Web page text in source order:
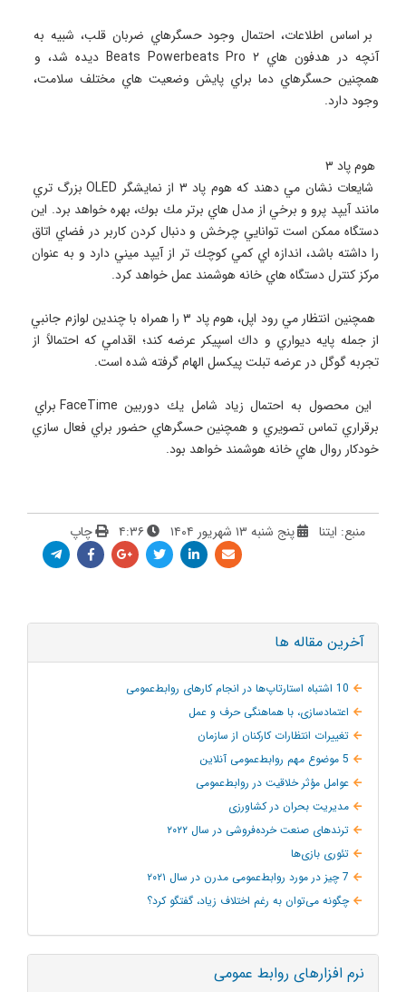
بر اساس اطلاعات، احتمال وجود حسگرهاي ضربان قلب، شبيه به
آنچه در هدفون هاي Beats Powerbeats Pro ۲ ديده شد، و
همچنين حسگرهاي دما براي پايش وضعيت هاي مختلف سلامت،
شايعات نشان مي دهند كه هوم پاد ۳ از نمايشگر OLED بزرگ تري
مانند آيپد پرو و برخي از مدل هاي برتر مك بوك، بهره خواهد برد. اين
دستگاه ممكن است توانايي چرخش و دنبال كردن كاربر در فضاي اتاق
را داشته باشد، اندازه اي كمي كوچك تر از آيپد ميني دارد و به عنوان
همچنين انتظار مي رود اپل، هوم پاد ۳ را همراه با چندين لوازم جانبي
از جمله پايه ديواري و داك اسپيكر عرضه كند؛ اقدامي كه احتمالاً از
اين محصول به احتمال زياد شامل يك دوربين FaceTime براي
برقراري تماس تصويري و همچنين حسگرهاي حضور براي فعال سازي
خودكار روال هاي خانه هوشمند خواهد بود.
منبع: ایتنا پنج شنبه ۱۳ شهریور ۱۴۰۴ ۴:۳۶ چاپ
آخرین مقاله ها
10 اشتباه استارتاپ‌ها در انجام کارهای روابط‌عمومی
اعتمادسازی، با هماهنگی حرف و عمل
تغییرات انتظارات کارکنان از سازمان
5 موضوع مهم روابط‌عمومی آنلاین
عوامل مؤثر خلاقیت در روابط‌عمومی
مدیریت بحران در کشاورزی
ترند‌های صنعت خرده‌فروشی در سال ۲۰۲۲
تئوری بازی‌ها
7 چیز در مورد روابط‌عمومی مدرن در سال ۲۰۲۱
چگونه می‌توان به‌ رغم اختلاف زیاد، گفتگو کرد؟
نرم افزارهای روابط عمومی